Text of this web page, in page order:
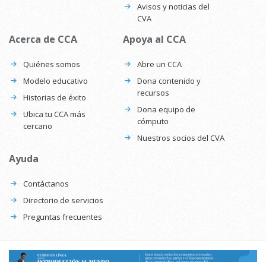
Avisos y noticias del
CVA
Acerca de CCA
Quiénes somos
Modelo educativo
Historias de éxito
Ubica tu CCA más
cercano
Apoya al CCA
Abre un CCA
Dona contenido y
recursos
Dona equipo de
cómputo
Nuestros socios del CVA
Ayuda
Contáctanos
Directorio de servicios
Preguntas frecuentes